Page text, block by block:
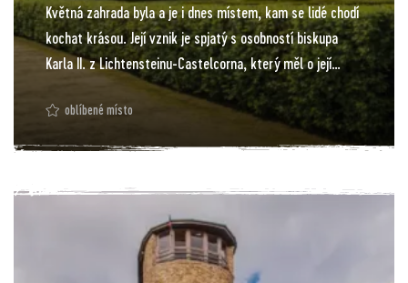
Květná zahrada byla a je i dnes místem, kam se lidé chodí
kochat krásou. Její vznik je spjatý s osobností biskupa
Karla II. z Lichtensteinu-Castelcorna, který měl o její
podobě jasnou představu vycházející z osvědčených
modelů francouzských, italských, holandských a
německých odloučených zahrad. Návštěvníci zahrady
zahradách Versailles. Atmosféru do posledního detailu
promyšleného geometricky uspořádaného prostoru dotváří
centrální pavilon zahrady (rotunda s Foucaltovým
kyvadlem), kolonáda, kašny, labyrinty tvořené zelení,
oblíbené místo